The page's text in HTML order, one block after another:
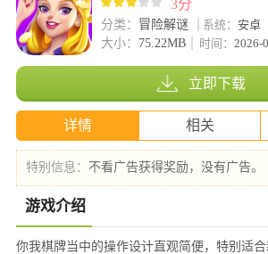
3分
分类： 冒险解谜 系统： 安卓
大小： 75.22MB 时间： 2026-
立即下载
详情 相关
特别信息： 不看广告获得奖励，没有广告。
游戏介绍
你我棋牌当中的操作设计直观简便，特别适